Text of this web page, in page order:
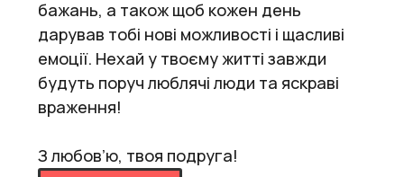
бажань, а також щоб кожен день
дарував тобі нові можливості і щасливі
емоції. Нехай у твоєму житті завжди
будуть поруч люблячі люди та яскраві
враження!
З любов’ю, твоя подруга!